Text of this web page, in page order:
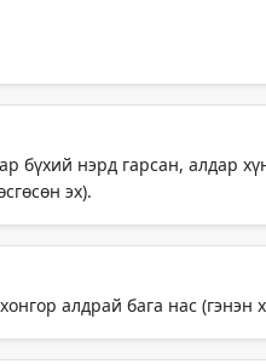
бүхий нэрд гарсан, алдар
эх).
алдрай бага нас (гэнэн